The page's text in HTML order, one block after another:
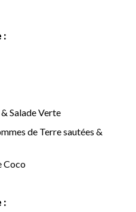
:
Salade Verte
de Terre sautées &
Coco
: